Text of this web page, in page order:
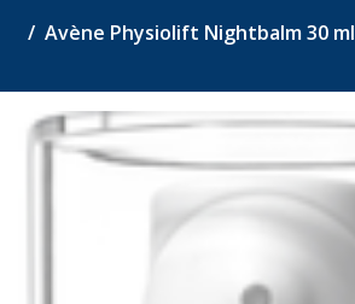
Avène Physiolift Nightbalm 30 ml